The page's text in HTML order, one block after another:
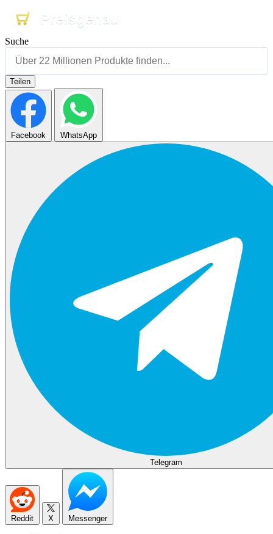
Preisgenau
Preisgenau
Preisgenau
Suche
Teilen
Facebook WhatsApp
Telegram
Reddit X Messenger